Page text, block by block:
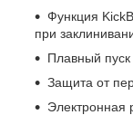
Функция
при
Плавный
Защита от
Электронная